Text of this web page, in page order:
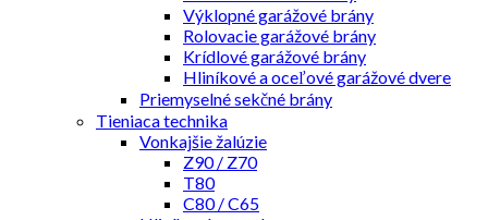
Výklopné garážové brány
Rolovacie garážové brány
Krídlové garážové brány
Hliníkové a oceľové garážové dvere
Priemyselné sekčné brány
Tieniaca technika
Vonkajšie žalúzie
Z90 / Z70
T80
C80 / C65